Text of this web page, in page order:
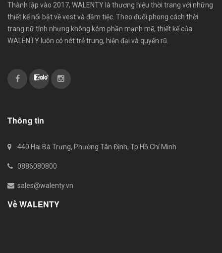
Thành lập vào 2017, WALENTY là thương hiệu thời trang với những
thiết kế nổi bật về vest và đầm tiệc. Theo đuổi phong cách thời
trang nữ tính nhưng không kém phần mạnh mẽ, thiết kế của
WALENTY luôn có nét trẻ trung, hiện đại và quyến rũ.
Thông tin
440 Hai Bà Trưng, Phường Tân Định, Tp Hồ Chí Minh
0886080800
sales@walenty.vn
Về WALENTY